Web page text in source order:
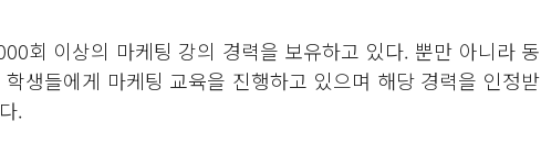
회 이상의 마케팅 강의 경력을 보유하고 있다. 뿐만 아니라 동
생들에게 마케팅 교육을 진행하고 있으며 해당 경력을 인정받
.